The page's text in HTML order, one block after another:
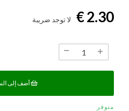
2.30 €
لا توجد ضريبة
أضف إلى السلة
متوفر